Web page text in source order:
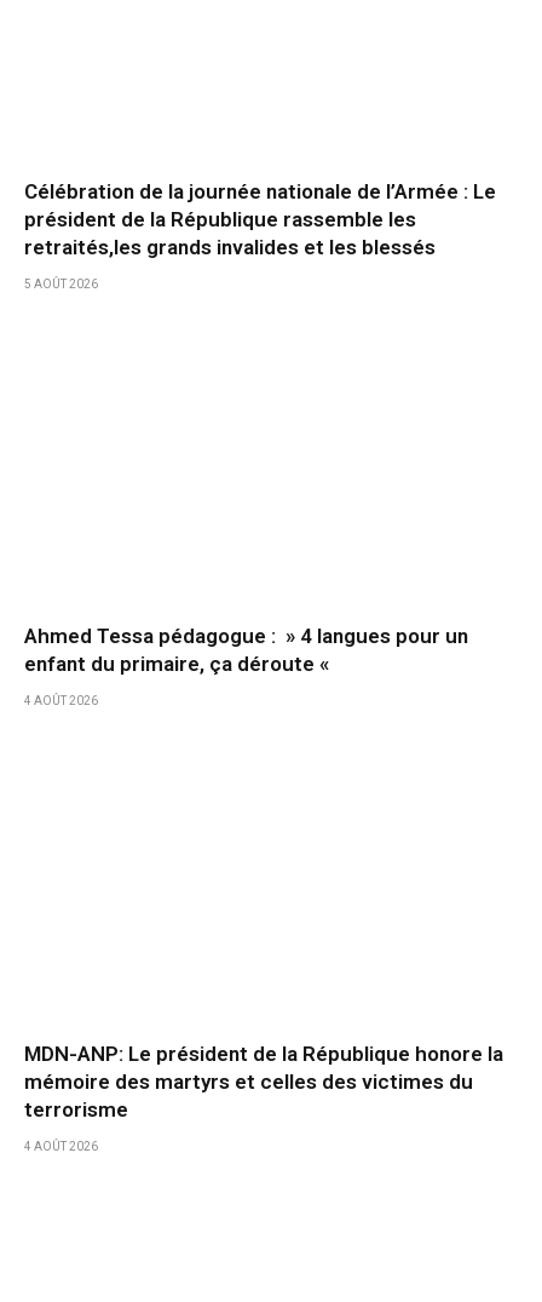
Célébration de la journée nationale de l’Armée : Le
président de la République rassemble les
retraités,les grands invalides et les blessés
5 AOÛT 2026
Ahmed Tessa pédagogue : » 4 langues pour un
enfant du primaire, ça déroute «
4 AOÛT 2026
MDN-ANP: Le président de la République honore la
mémoire des martyrs et celles des victimes du
terrorisme
4 AOÛT 2026